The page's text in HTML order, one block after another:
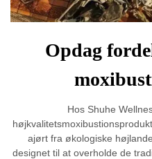
Opdag
Hos Shuhe
ajørt fra økologiske
designet til at overholde de